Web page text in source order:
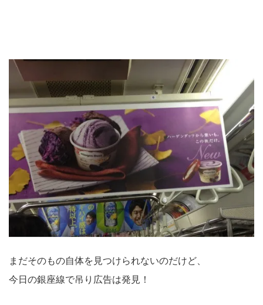
まだそのもの自体を見つけられないのだけど、
今日の銀座線で吊り広告は発見！